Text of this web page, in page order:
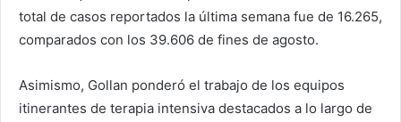
total de casos reportados la última semana fue de 16.265,
comparados con los 39.606 de fines de agosto.
Asimismo, Gollan ponderó el trabajo de los equipos
itinerantes de terapia intensiva destacados a lo largo de